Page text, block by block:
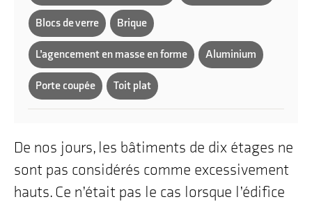
Blocs de verre Brique
L’agencement en masse en forme Aluminium
Porte coupée Toit plat
De nos jours, les bâtiments de dix étages ne
sont pas considérés comme excessivement
hauts. Ce n’était pas le cas lorsque l’édifice